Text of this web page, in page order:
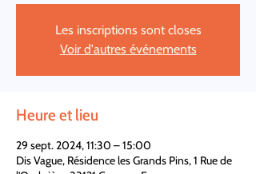
Les inscriptions sont closes
Voir d'autres événements
Heure et lieu
29 sept. 2024, 11:30 – 15:00
Dis Vague, Résidence les Grands Pins, 1 Rue de